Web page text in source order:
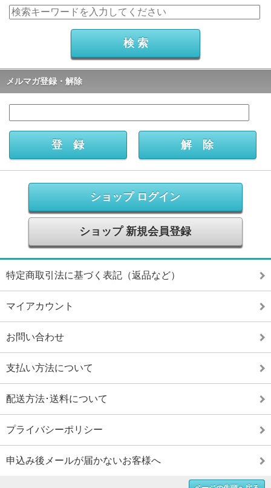
メルマガ登録・解除
ショップ ログイン
ショップ 新規会員登録
特定商取引法に基づく表記（返品など）
マイアカウント
お問い合わせ
支払い方法について
配送方法･送料について
プライバシーポリシー
申込み後メールが届かないお客様へ